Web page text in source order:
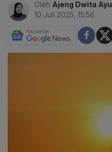
Oleh Ajeng Dwita
10 Juli 2025, 15:56